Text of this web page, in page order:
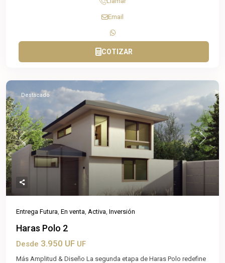
Email
COTIZAR
Previous Next
Destacado
Entrega Futura, En venta, Activa, Inversión
Haras Polo 2
Desde 3.950 UF UF
Más Amplitud & Diseño La segunda etapa de Haras Polo redefine